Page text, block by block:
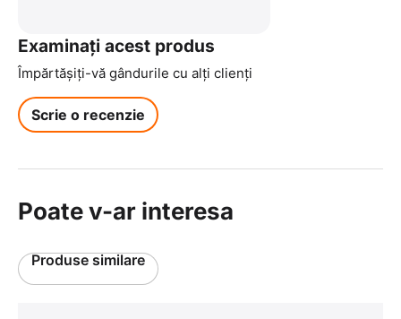
Examinați acest produs
Împărtășiți-vă gândurile cu alți clienți
Scrie o recenzie
Poate v-ar interesa
Produse similare